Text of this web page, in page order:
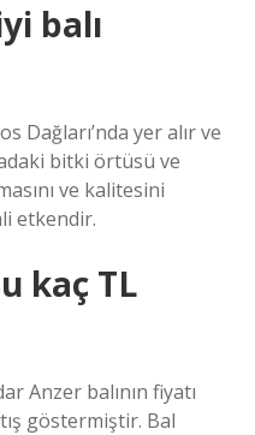
balı
Dağları’nda yer alır ve
bitki örtüsü ve
ve kalitesini
etkendir.
kaç TL
Anzer balının fiyatı
göstermiştir. Bal